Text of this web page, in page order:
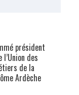
président
des
de la
Ardèche